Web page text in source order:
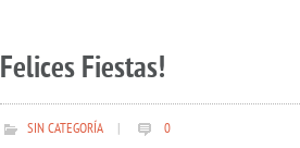
Felices Fiestas!
SIN CATEGORÍA 0